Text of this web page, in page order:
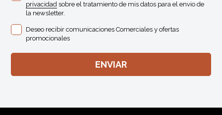
privacidad sobre el tratamiento de mis datos para el envio de
la newsletter.
Deseo recibir comunicaciones Comerciales y ofertas
promocionales